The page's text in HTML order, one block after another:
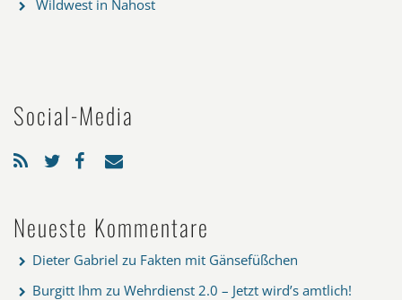
Wildwest in Nahost
Social-Media
Neueste Kommentare
Dieter Gabriel zu Fakten mit Gänsefüßchen
Burgitt Ihm zu Wehrdienst 2.0 – Jetzt wird’s amtlich!